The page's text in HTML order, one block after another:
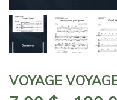
VOYAGE